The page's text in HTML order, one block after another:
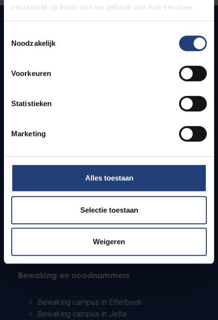
verzameld op basis van uw gebruik van hun services.
Noodzakelijk
Voorkeuren
Statistieken
Marketing
Alles toestaan
Selectie toestaan
Weigeren
Snel naar
Bereikbaarheid
Studenten
PhD-studenten
Leerkrachten en secundaire scholen
Bewaking en noodnummers
Bewaking campus in Etterbeek
Bewaking campus in Jette